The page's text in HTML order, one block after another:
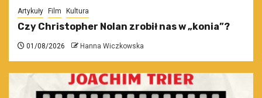
Artykuły Film Kultura
Czy Christopher Nolan zrobił nas w „konia”?
01/08/2026 Hanna Wiczkowska